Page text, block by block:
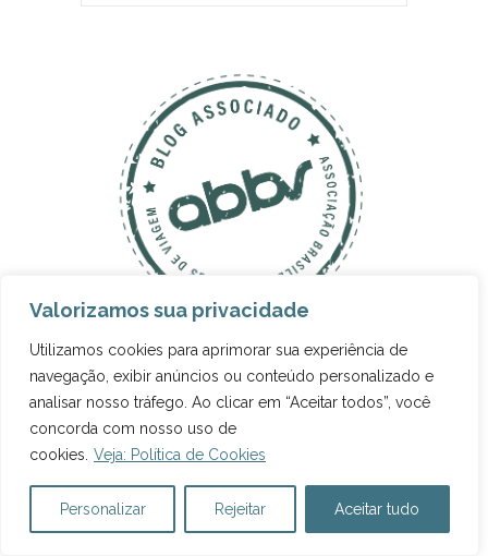
Valorizamos sua privacidade
Utilizamos cookies para aprimorar sua experiência de
navegação, exibir anúncios ou conteúdo personalizado e
analisar nosso tráfego. Ao clicar em “Aceitar todos”, você
concorda com nosso uso de
cookies. Veja: Política de Cookies
Personalizar Rejeitar Aceitar tudo